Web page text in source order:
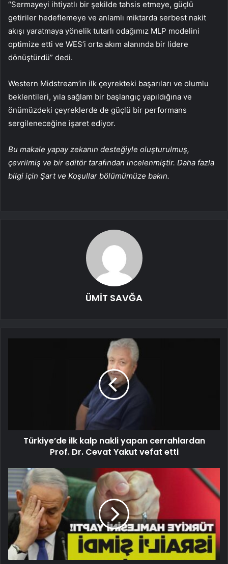
“Sermayeyi ihtiyatlı bir şekilde tahsis etmeye, güçlü
getiriler hedeflemeye ve anlamlı miktarda serbest nakit
akışı yaratmaya yönelik tutarlı odağımız MLP modelini
optimize etti ve WES’i orta akım alanında bir lidere
dönüştürdü” dedi.
Western Midstream’in ilk çeyrekteki başarıları ve olumlu
beklentileri, yıla sağlam bir başlangıç yapıldığına ve
önümüzdeki çeyreklerde de güçlü bir performans
sergileneceğine işaret ediyor.
Bu makale yapay zekanın desteğiyle oluşturulmuş,
çevrilmiş ve bir editör tarafından incelenmiştir. Daha fazla
bilgi için Şart ve Koşullar bölümümüze bakın.
ÜMİT SAVĞA
Türkiye’de ilk kalp nakli yapan cerrahlardan
Prof. Dr. Cevat Yakut vefat etti